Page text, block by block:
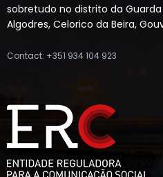
sobretudo no distrito da
Algodres, Celorico da Beira,
Contact: +351 934 104 923